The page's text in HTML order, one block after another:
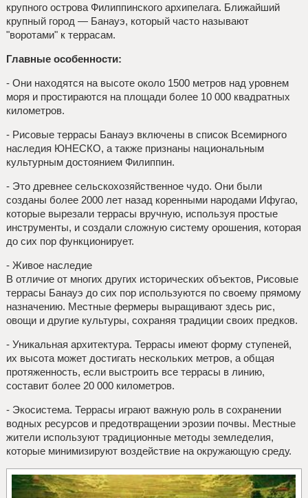
крупного острова Филиппинского архипелага. Ближайший
крупный город — Банауэ, который часто называют
"воротами" к террасам.
Главные особенности:
- Они находятся на высоте около 1500 метров над уровнем
моря и простираются на площади более 10 000 квадратных
километров.
- Рисовые террасы Банауэ включены в список Всемирного
наследия ЮНЕСКО, а также признаны национальным
культурным достоянием Филиппин.
- Это древнее сельскохозяйственное чудо. Они были
созданы более 2000 лет назад коренными народами Ифугао,
которые вырезали террасы вручную, используя простые
инструменты, и создали сложную систему орошения, которая
до сих пор функционирует.
- Живое наследие
В отличие от многих других исторических объектов, Рисовые
террасы Банауэ до сих пор используются по своему прямому
назначению. Местные фермеры выращивают здесь рис,
овощи и другие культуры, сохраняя традиции своих предков.
- Уникальная архитектура. Террасы имеют форму ступеней,
их высота может достигать нескольких метров, а общая
протяженность, если выстроить все террасы в линию,
составит более 20 000 километров.
- Экосистема. Террасы играют важную роль в сохранении
водных ресурсов и предотвращении эрозии почвы. Местные
жители используют традиционные методы земледелия,
которые минимизируют воздействие на окружающую среду.